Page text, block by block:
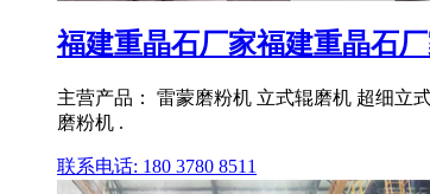
福建重晶石厂家福建重晶石
主营产品： 雷蒙磨粉机 立式辊磨机 超细立
磨粉机 .
联系电话: 180 3780 8511